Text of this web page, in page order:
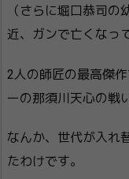
（さらに堀口恭司
近、ガンで亡くなっ
2人の師匠の最高傑
ーの那須川天心の戦い
なんか、世代が入れ
たわけです。